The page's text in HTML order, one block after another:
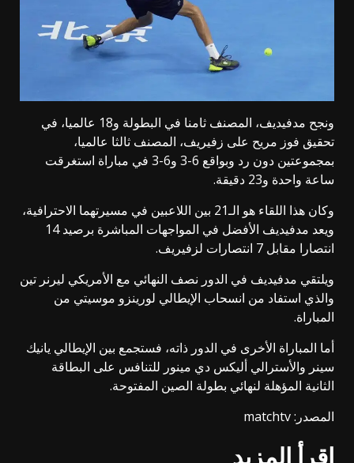
ونجح مدفيديف، المصنف ثامنا في البطولة و18 عالميا، في
تحقيق فوز مريح على زفيريف، المصنف ثالثا عالميا،
بمجموعتين دون رد وبواقع 6-3 و6-3 في مباراة استغرقت
ساعة واحدة و23 دقيقة.
وكان هذا اللقاء هو الـ21 بين اللاعبين في مسيرتهما الاحترافية،
ويعد مدفيديف الأفضل في المواجهات المباشرة برصيد 14
انتصارا مقابل 7 انتصارات لزفيريف.
ويلتقي مدفيديف في الدور نصف النهائي مع الأمريكي ليرنر تين
والذي استفاد من انسحاب الإيطالي لورينزو موسيتي من
المباراة.
أما المباراة الأخرى في الدور ذاته، فستجمع بين الإيطالي يانيك
سينر والأسترالي أليكس دي مينور للتنافس على البطاقة
الثانية المؤهلة لنهائي بطولة الصين المفتوحة.
المصدر: matchtv
إقرأ المزيد